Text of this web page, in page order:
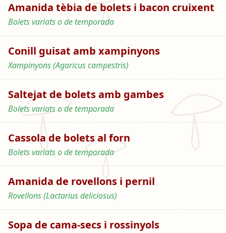
Amanida tèbia de bolets i bacon cruixent
Bolets variats o de temporada
Conill guisat amb xampinyons
Xampinyons (Agaricus campestris)
Saltejat de bolets amb gambes
Bolets variats o de temporada
Cassola de bolets al forn
Bolets variats o de temporada
Amanida de rovellons i pernil
Rovellons (Lactarius deliciosus)
Sopa de cama-secs i rossinyols